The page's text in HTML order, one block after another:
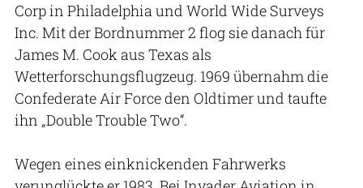
Corp in Philadelphia und World Wide Surveys
Inc. Mit der Bordnummer 2 flog sie danach für
James M. Cook aus Texas als
Wetterforschungsflugzeug. 1969 übernahm die
Confederate Air Force den Oldtimer und taufte
ihn „Double Trouble Two“.
Wegen eines einknickenden Fahrwerks